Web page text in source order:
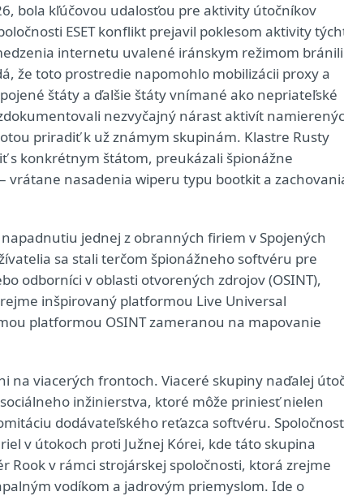
bola kľúčovou udalosťou pre aktivity útočníkov
ESET konflikt prejavil poklesom aktivity
internetu uvalené iránskym režimom bránili
že toto prostredie napomohlo mobilizácii proxy a
štáty a ďalšie štáty vnímané ako nepriateľské
nezvyčajný nárast aktivít
priradiť k už známym skupinám. Klastre Rusty
s konkrétnym štátom, preukázali špionážne
vrátane nasadenia wiperu typu bootkit a
napadnutiu jednej z obranných firiem v Spojených
sa stali terčom špionážneho softvéru pre
odborníci v oblasti otvorených zdrojov (OSINT),
inšpirovaný platformou Live Universal
platformou OSINT zameranou na mapovanie
na viacerých frontoch. Viaceré skupiny naďalej
inžinierstva, ktoré môže priniesť nielen
dodávateľského reťazca softvéru. Spoločnosť
v útokoch proti Južnej Kórei, kde táto skupina
Rook v rámci strojárskej spoločnosti, ktorá zrejme
vodíkom a jadrovým priemyslom. Ide o